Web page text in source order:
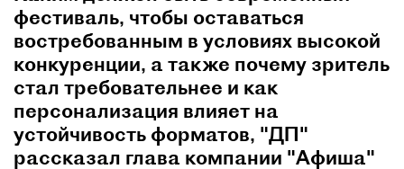
фестиваль, чтобы оставаться
востребованным в условиях высокой
конкуренции, а также почему зритель
стал требовательнее и как
персонализация влияет на
устойчивость форматов, "ДП"
рассказал глава компании "Афиша"